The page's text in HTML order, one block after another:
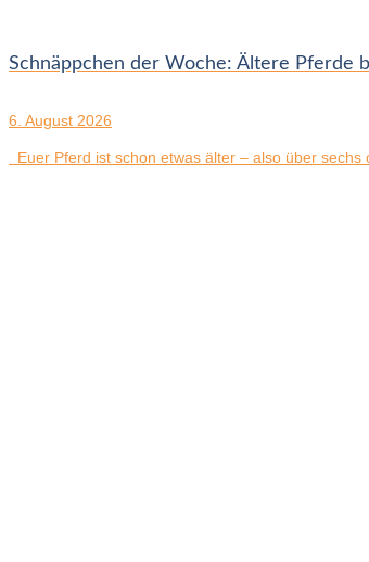
Schnäppchen der Woche: Ältere Pferde
6. August 2026
Euer Pferd ist schon etwas älter – also über sechs